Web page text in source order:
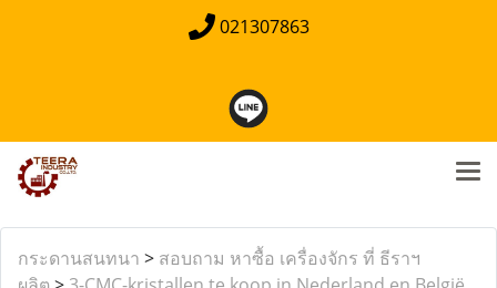
021307863
กระดานสนทนา > สอบถาม หาซื้อ เครื่องจักร ที่ ธีราฯ